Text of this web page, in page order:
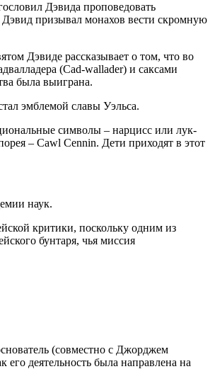
Дэвида проповедовать
Дэвид призывал монахов вести скромную
Дэвиде рассказывает о том, что во
(Cad-wallader) и саксами
была выиграна.
эмблемой славы Уэльса.
символы – нарцисс или лук-
– Cawl Cennin. Дети приходят в этот
наук.
критики, поскольку одним из
бунтаря, чья миссия
(совместно с Джорджем
деятельность была направлена на